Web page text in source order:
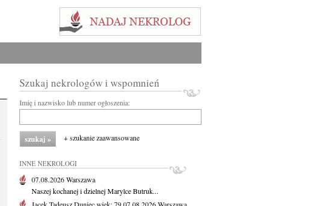
Szukaj nekrologów i wspomnień
Imię i nazwisko lub numer ogłoszenia:
+ szukanie zaawansowane
INNE NEKROLOGI
07.08.2026Warszawa
Naszej kochanej i dzielnej Marylce Butruk...